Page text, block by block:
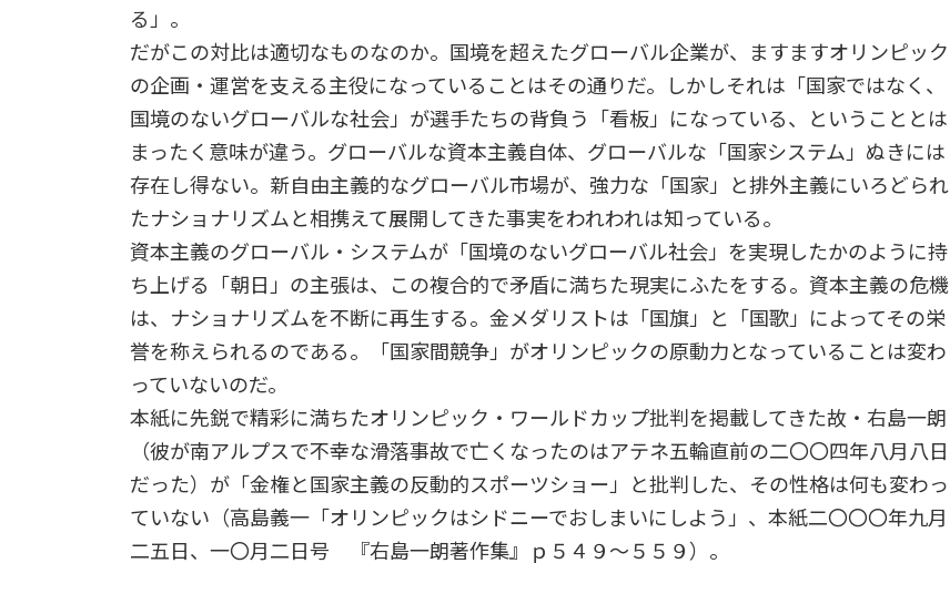
る」。
だがこの対比は適切なものなのか。国境を超えたグローバル企業が、ますますオリンピック
の企画・運営を支える主役になっていることはその通りだ。しかしそれは「国家ではなく、
国境のないグローバルな社会」が選手たちの背負う「看板」になっている、ということとは
まったく意味が違う。グローバルな資本主義自体、グローバルな「国家システム」ぬきには
存在し得ない。新自由主義的なグローバル市場が、強力な「国家」と排外主義にいろどられ
たナショナリズムと相携えて展開してきた事実をわれわれは知っている。
資本主義のグローバル・システムが「国境のないグローバル社会」を実現したかのように持
ち上げる「朝日」の主張は、この複合的で矛盾に満ちた現実にふたをする。資本主義の危機
は、ナショナリズムを不断に再生する。金メダリストは「国旗」と「国歌」によってその栄
誉を称えられるのである。「国家間競争」がオリンピックの原動力となっていることは変わ
っていないのだ。
本紙に先鋭で精彩に満ちたオリンピック・ワールドカップ批判を掲載してきた故・右島一朗
（彼が南アルプスで不幸な滑落事故で亡くなったのはアテネ五輪直前の二〇〇四年八月八日
だった）が「金権と国家主義の反動的スポーツショー」と批判した、その性格は何も変わっ
ていない（高島義一「オリンピックはシドニーでおしまいにしよう」、本紙二〇〇〇年九月
二五日、一〇月二日号 『右島一朗著作集』ｐ５４９～５５９）。